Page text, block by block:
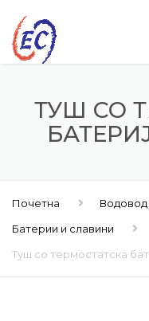
ТУШ СО
Почетна
Водовод
Батерии и славини
Туш со термостатска